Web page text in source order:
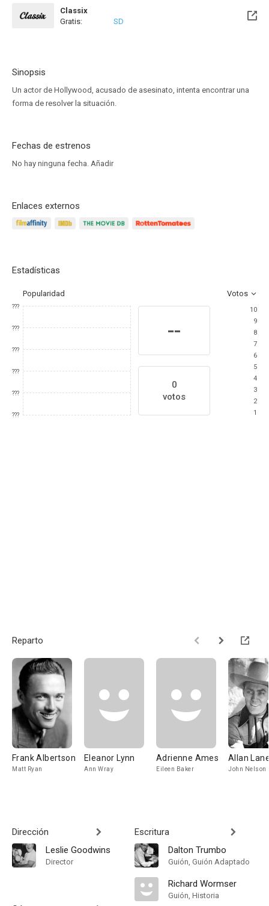
Classix
Gratis:
SD
Sinopsis
Un actor de Hollywood, acusado de asesinato, intenta encontrar una
forma de resolver la situación.
Fechas de estrenos
No hay ninguna fecha. Añadir
Enlaces externos
Estadísticas
Popularidad Votos
???
???
???
???
???
???
--
0
votos
10
9
8
7
6
5
4
3
2
1
Reparto
Frank Albertson
Matt Ryan
Eleanor Lynn
Ann Wray
Adrienne Ames
Eileen Baker
Allan
John Nelson
Dirección
Leslie Goodwins
Director
Escritura
Dalton Trumbo
Guión, Guión Adaptado
Richard Wormser
Guión, Historia